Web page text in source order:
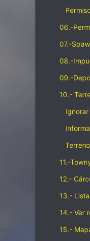
06.-
07.-
08.-
09.-
10.-
11.-
12.-
13.-
14.- Ver
15.-